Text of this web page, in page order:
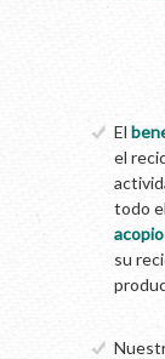
El
el
todo
su